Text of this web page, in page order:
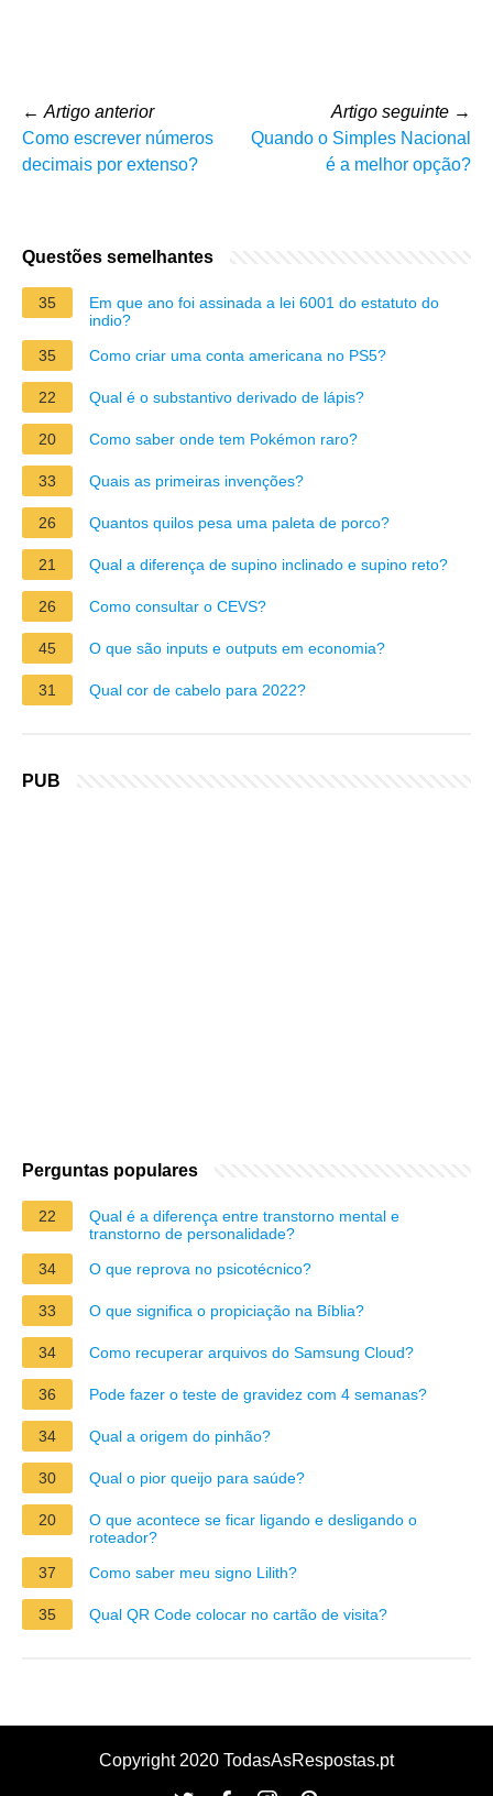
← Artigo anterior
Como escrever números
decimais por extenso?
Artigo seguinte →
Quando o Simples Nacional
é a melhor opção?
Questões semelhantes
35
Em que ano foi assinada a lei 6001 do estatuto do
indio?
35
Como criar uma conta americana no PS5?
22 Qual é o substantivo derivado de lápis?
20 Como saber onde tem Pokémon raro?
33 Quais as primeiras invenções?
26 Quantos quilos pesa uma paleta de porco?
21 Qual a diferença de supino inclinado e supino reto?
26 Como consultar o CEVS?
45 O que são inputs e outputs em economia?
31 Qual cor de cabelo para 2022?
PUB
Perguntas populares
22
Qual é a diferença entre transtorno mental e
transtorno de personalidade?
34
O que reprova no psicotécnico?
33 O que significa o propiciação na Bíblia?
34 Como recuperar arquivos do Samsung Cloud?
36 Pode fazer o teste de gravidez com 4 semanas?
34 Qual a origem do pinhão?
30 Qual o pior queijo para saúde?
20
O que acontece se ficar ligando e desligando o
roteador?
37
Como saber meu signo Lilith?
35 Qual QR Code colocar no cartão de visita?
Copyright 2020 TodasAsRespostas.pt